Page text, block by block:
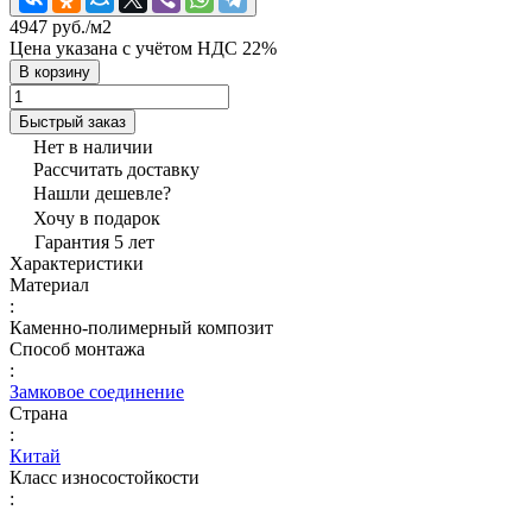
4947 руб./м2
Цена указана с учётом НДС 22%
В корзину
Быстрый заказ
Нет в наличии
Рассчитать доставку
Нашли дешевле?
Хочу в подарок
Гарантия 5 лет
Характеристики
Материал
:
Каменно-полимерный композит
Способ монтажа
:
Замковое соединение
Страна
:
Китай
Класс износостойкости
: